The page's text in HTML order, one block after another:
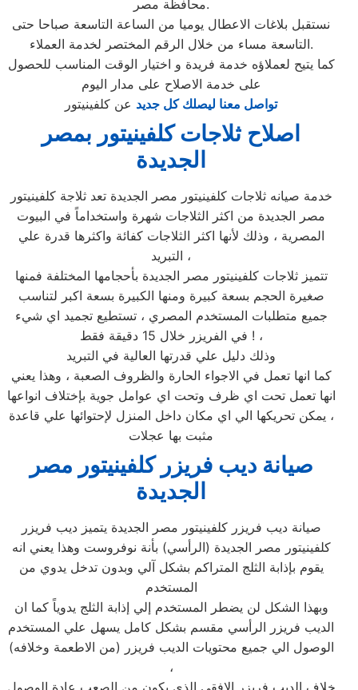
محافظة مصر.
نستقبل بلاغات الاعطال يوميا من الساعة التاسعة صباحا حتى
التاسعة مساء من خلال الرقم المختصر لخدمة العملاء.
كما يتيح لعملاؤه خدمة فريدة و اختيار الوقت المناسب للحصول
على خدمة الاصلاح على مدار اليوم
تواصل معنا ليصلك كل جديد عن كلفينيتور
اصلاح ثلاجات كلفينيتور بمصر
الجديدة
خدمة صيانه ثلاجات كلفينيتور مصر الجديدة تعد ثلاجة كلفينيتور
مصر الجديدة من اكثر الثلاجات شهرة واستخداماً في البيوت
المصرية ، وذلك لأنها اكثر الثلاجات كفائة واكثرها قدرة علي
التبريد ،
تتميز ثلاجات كلفينيتور مصر الجديدة بأحجامها المختلفة فمنها
صغيرة الحجم بسعة كبيرة ومنها الكبيرة بسعة اكبر لتناسب
جميع متطلبات المستخدم المصري ، تستطيع تجميد اي شيء
في الفريزر خلال 15 دقيقة فقط ! ،
وذلك دليل علي قدرتها العالية في التبريد
كما انها تعمل في الاجواء الحارة والظروف الصعبة ، وهذا يعني
انها تعمل تحت اي ظرف وتحت اي عوامل جوية بإختلاف انواعها
، يمكن تحريكها الي اي مكان داخل المنزل لإحتوائها علي قاعدة
مثبت بها عجلات
صيانة ديب فريزر كلفينيتور مصر
الجديدة
صيانة ديب فريزر كلفينيتور مصر الجديدة يتميز ديب فريزر
كلفينيتور مصر الجديدة (الرأسي) بأنة نوفروست وهذا يعني انه
يقوم بإذابة الثلج المتراكم بشكل آلي وبدون تدخل يدوي من
المستخدم
وبهذا الشكل لن يضطر المستخدم إلي إذابة الثلج يدوياً كما ان
الديب فريزر الرأسي مقسم بشكل كامل يسهل علي المستخدم
الوصول الي جميع محتويات الديب فريزر (من الاطعمة وخلافه)
،
خلاف الديب فريزر الافقي الذي يكون من الصعب عادة الوصول